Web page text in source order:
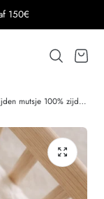
150€
Engel Natur zijden mutsje 100% zijde baby pixie NATUREL